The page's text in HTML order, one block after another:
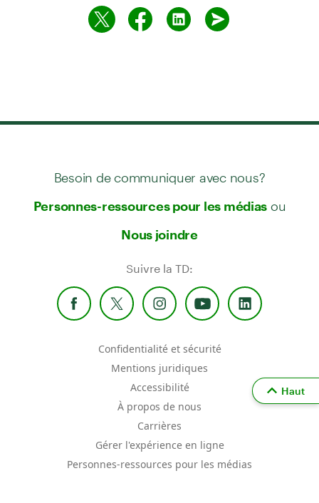
Besoin de communiquer avec nous?
Personnes-ressources pour les médias ou
Nous joindre
Suivre la TD:
Confidentialité et sécurité
Mentions juridiques
Accessibilité
À propos de nous
Carrières
Gérer l'expérience en ligne
Personnes-ressources pour les médias
Haut